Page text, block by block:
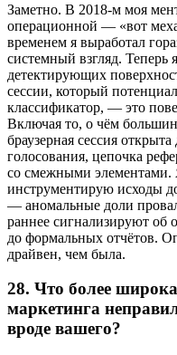
Заметно. В 2018-м моя
операционной — «вот
временем я выработал
системный взгляд. Теперь
детектирующих
сессии, который
классификатор, — это
Включая то, о чём
браузерная сессия
голосования, цепочка
со смежными элементами.
инструментирую исходы
— аномальные доли
раннее сигнализируют об
до формальных отчётов.
драйвен, чем была.
28. Что более
маркетинга
вроде вашего?